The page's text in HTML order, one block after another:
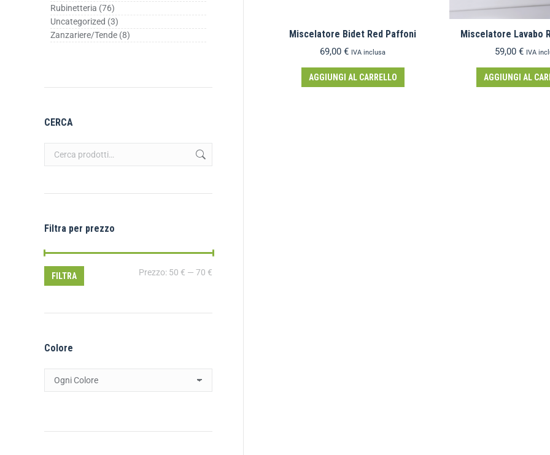
Miscelatore Bidet Red Paffoni
69,00 € IVA inclusa
AGGIUNGI AL CARRELLO
Miscelatore Lavabo
59,00 € IVA
AGGIUNGI AL
Rubinetteria (76)
Uncategorized (3)
Zanzariere/Tende (8)
CERCA
Filtra per prezzo
FILTRA Prezzo: 50 € — 70 €
Colore